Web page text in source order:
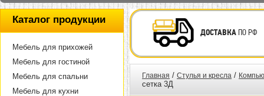
Каталог продукции
Мебель для прихожей
Мебель для гостиной
Мебель для спальни
Мебель для кухни
ДОСТАВКАПО РФ
Главная / Стулья и кресла /
сетка 3Д